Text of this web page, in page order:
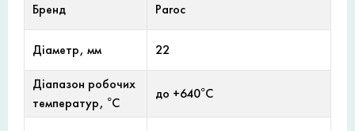
Бренд Paroc
Діаметр, мм 22
Діапазон робочих
температур, °С
до +640°С